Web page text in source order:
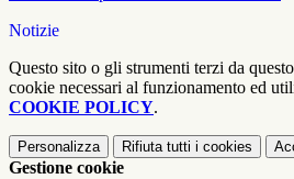
Notizie
Questo sito o gli strumenti terzi da
cookie necessari al funzionamento ed
COOKIE POLICY.
Personalizza Rifiuta tutti i cookies
Gestione cookie